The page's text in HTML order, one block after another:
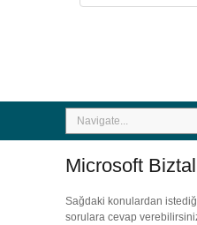
Navigate...
Microsoft
Sağdaki konulardan
sorulara cevap